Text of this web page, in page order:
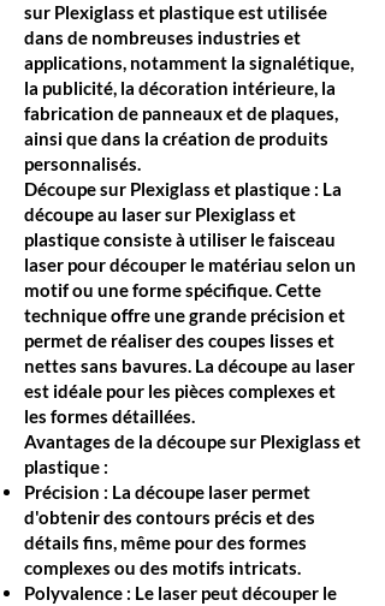
sur Plexiglass et plastique est utilisée
dans de nombreuses industries et
applications, notamment la signalétique,
la publicité, la décoration intérieure, la
fabrication de panneaux et de plaques,
ainsi que dans la création de produits
personnalisés.
Découpe sur Plexiglass et plastique : La
découpe au laser sur Plexiglass et
plastique consiste à utiliser le faisceau
laser pour découper le matériau selon un
motif ou une forme spécifique. Cette
technique offre une grande précision et
permet de réaliser des coupes lisses et
nettes sans bavures. La découpe au laser
est idéale pour les pièces complexes et
les formes détaillées.
Avantages de la découpe sur Plexiglass et
plastique :
Précision : La découpe laser permet
d'obtenir des contours précis et des
détails fins, même pour des formes
complexes ou des motifs intricats.
Polyvalence : Le laser peut découper le